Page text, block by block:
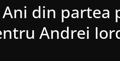
din partea
Andrei